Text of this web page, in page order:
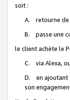
soit :
A. retourne de
B. passe une
le client achète le
C. via Alexa, ou
D. en ajoutant
son